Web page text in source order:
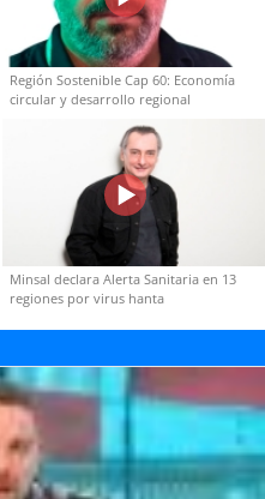
Región Sostenible Cap 60: Economía
circular y desarrollo regional
Minsal declara Alerta Sanitaria en 13
regiones por virus hanta